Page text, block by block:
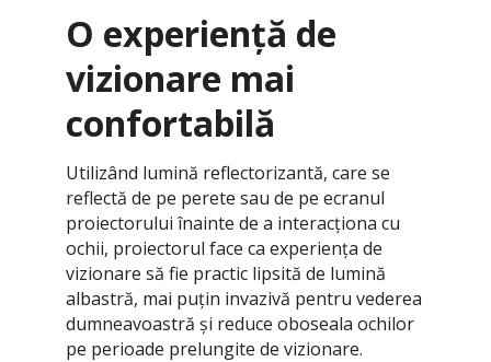
O experiență de
vizionare mai
confortabilă
Utilizând lumină reflectorizantă, care se
reflectă de pe perete sau de pe ecranul
proiectorului înainte de a interacționa cu
ochii, proiectorul face ca experiența de
vizionare să fie practic lipsită de lumină
albastră, mai puțin invazivă pentru vederea
dumneavoastră și reduce oboseala ochilor
pe perioade prelungite de vizionare.